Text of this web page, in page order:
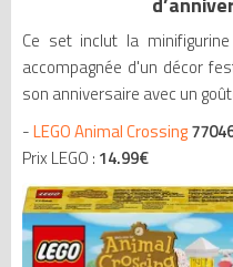
Ce set inclut la
accompagnée d'un décor
son anniversaire avec un
-LEGO Animal Crossing
Prix LEGO : 14.99€